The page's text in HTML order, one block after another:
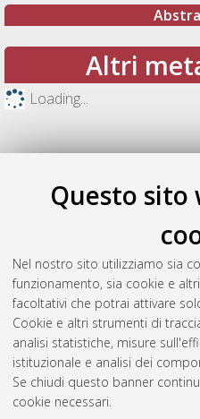
Questo sito
Nel nostro sito utilizziamo sia
funzionamento, sia cookie e
facoltativi che potrai attivare
Cookie e altri strumenti di
analisi statistiche, misure
istituzionale e analisi dei
Se chiudi questo banner
cookie necessari.
Altri
Loading...
Gestione del
Atom